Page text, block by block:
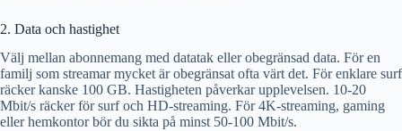
2. Data och hastighet
Välj mellan abonnemang med datatak eller obegränsad data. För en
familj som streamar mycket är obegränsat ofta värt det. För enklare surf
räcker kanske 100 GB. Hastigheten påverkar upplevelsen. 10-20
Mbit/s räcker för surf och HD-streaming. För 4K-streaming, gaming
eller hemkontor bör du sikta på minst 50-100 Mbit/s.